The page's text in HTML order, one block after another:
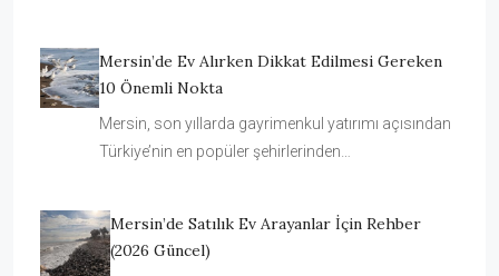
Mersin’de Ev Alırken Dikkat Edilmesi Gereken
10 Önemli Nokta
Mersin, son yıllarda gayrimenkul yatırımı açısından
Türkiye’nin en popüler şehirlerinden…
Mersin’de Satılık Ev Arayanlar İçin Rehber
(2026 Güncel)